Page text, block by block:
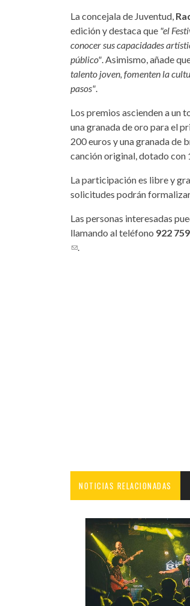
La concejala de Juventud,
edición y destaca que "el
conocer sus capacidades
público" . Asimismo, añade
talento joven, fomenten la
pasos"
Los premios ascienden a un
una granada de oro para el
200 euros y una granada de
canción original, dotado con
La participación es libre y
solicitudes podrán
Las personas interesadas
llamando al teléfono 922
(link sends e-mail)
NOTICIAS RELACIONADAS